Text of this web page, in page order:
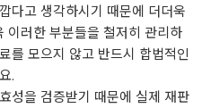
다고 생각하시기 때문에 더더욱
이러한 부분들을 철저히 관리하
를 모으지 않고 반드시 합법적인
.
성을 검증받기 때문에 실제 재판